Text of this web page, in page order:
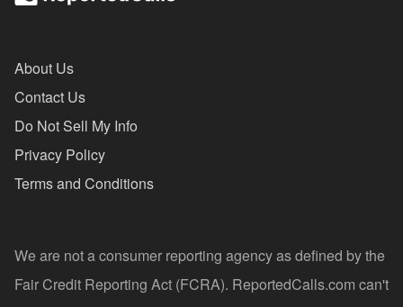
About Us
Contact Us
Do Not Sell My Info
Privacy Policy
Terms and Conditions
We are not a consumer reporting agency as defined by the
Fair Credit Reporting Act (FCRA). ReportedCalls.com can't